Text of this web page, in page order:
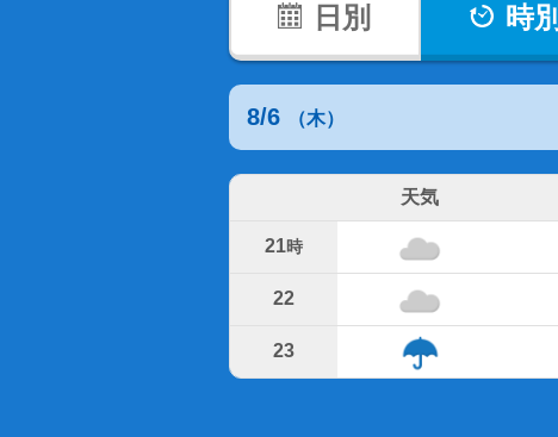
日別 時別
8/6 （木）
天気
21時
22
23